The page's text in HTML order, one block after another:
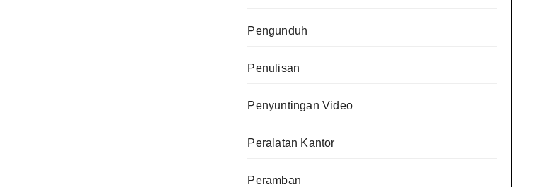
Pengunduh
Penulisan
Penyuntingan Video
Peralatan Kantor
Peramban